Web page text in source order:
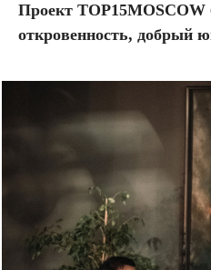
Проект TOP15MOSCOW
откровенность, добрый